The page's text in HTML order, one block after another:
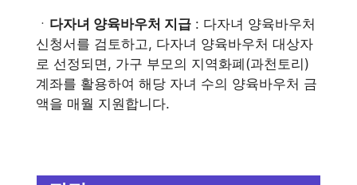
ㆍ 다자녀 양육바우처 지급 : 다자녀 양육바우처
신청서를 검토하고, 다자녀 양육바우처 대상자
로 선정되면, 가구 부모의 지역화폐(과천토리)
계좌를 활용하여 해당 자녀 수의 양육바우처 금
액을 매월 지원합니다.